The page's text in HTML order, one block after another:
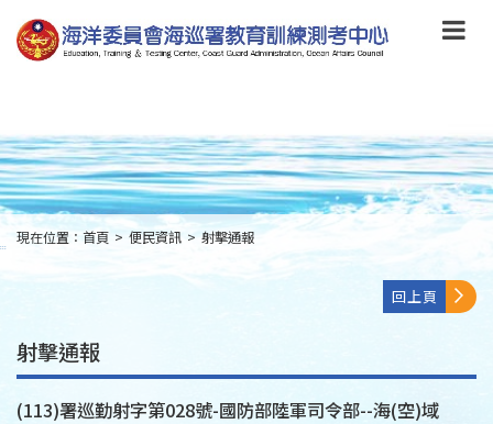
到
主
要
to
main
content
:::
現在位置： 首頁 > 便民資訊 > 射擊通報
回上頁
射擊通報
(113)署巡勤射字第028號-國防部陸軍司令部--海(空)域